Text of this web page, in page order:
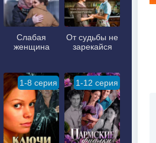
Слабая
женщина
От судьбы не
зарекайся
1-8 серия 1-12 серия